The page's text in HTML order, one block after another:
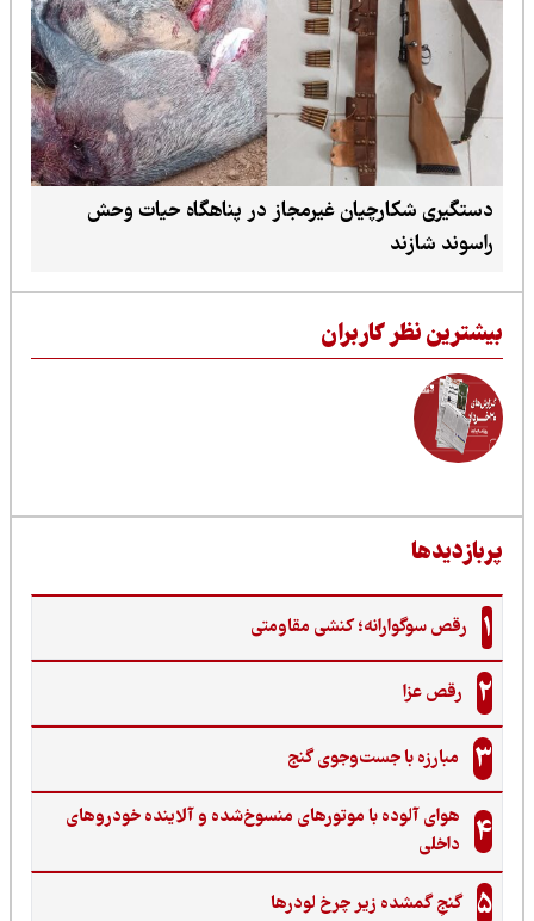
غیرمجاز در پناهگاه حیات وحش
کاربران
فاصله قانون و اجرای محیط‌زیست تا روایت‌های
انسانی از اوتیسم
کنشی مقاومتی
جست‌وجوی گنج‌
با موتورهای منسوخ‌شده و آلاینده خودروهای
زیر چرخ لودرها